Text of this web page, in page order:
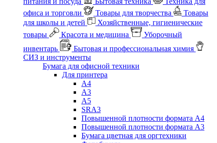
офиса и торговли
Товары для творчества
Товары
для школы и детей
Хозяйственные, гигиенические
товары
Красота и медицина
Уборочный
инвентарь
Бытовая и профессиональная химия
СИЗ и инструменты
Бумага для офисной техники
Для принтера
А4
А3
А5
SRA3
Повышенной плотности формата А4
Повышенной плотности формата А3
Бумага цветная для оргтехники